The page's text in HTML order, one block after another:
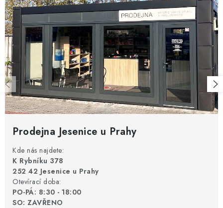
Prodejna Jesenice u Prahy
Kde nás najdete:
K Rybníku 378
252 42 Jesenice u Prahy
Otevírací doba:
PO-PÁ: 8:30 - 18:00
SO: ZAVŘENO